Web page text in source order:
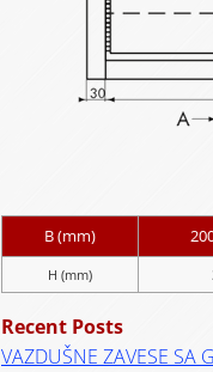
B (mm)
H (mm)
Recent Posts
VAZDUŠNE ZAVESE SA